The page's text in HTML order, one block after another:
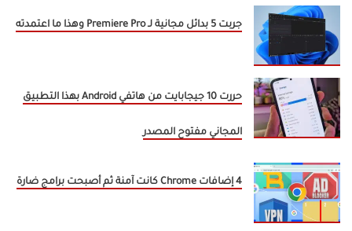
جربت 5 بدائل مجانية لـ Premiere Pro وهذا ما اعتمدته
حررت 10 جيجابايت من هاتفي Android بهذا التطبيق
المجاني مفتوح المصدر
4 إضافات Chrome كانت آمنة ثم أصبحت برامج ضارة